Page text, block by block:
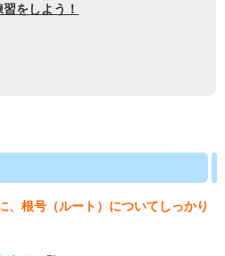
をしよう！
、根号（ルート）についてしっかり